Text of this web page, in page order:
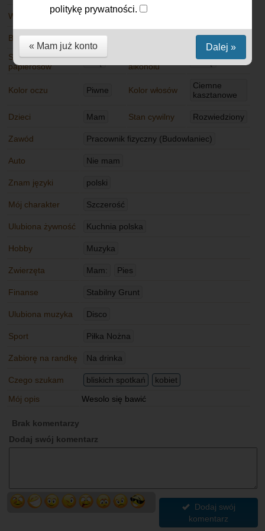
Wiek 48 lat
Budowa ciała Szczupła
176 cm
Stosunek do
papierosów
alkoholu
Lubię
Kolor oczu Piwne Kolor włosów
Ciemne
kasztanowe
Dzieci Mam Stan cywilny Rozwiedziony
Zawód Pracownik fizyczny (Budowlaniec)
Auto Nie mam
Znam języki polski
Mój charakter Szczerość
Ulubiona żywność Kuchnia polska
Hobby Muzyka
Zwierzęta Mam: Pies
Finanse Stabilny Grunt
Ulubiona muzyka Disco
Sport Piłka Nożna
Zabiorę na randkę Na drinka
Czego szukam bliskich spotkań
kobiet
Mój opis
Wesolo się bawić
Brak komentarzy
Dodaj swój komentarz
Dodaj swój
komentarz
politykę prywatności.
« Mam już konto Dalej »